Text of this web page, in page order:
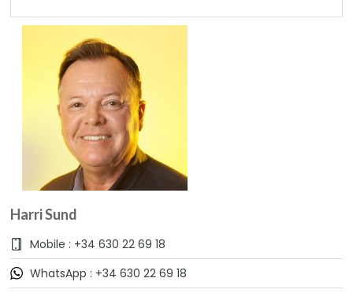
Harri Sund
Mobile : +34 630 22 69 18
WhatsApp : +34 630 22 69 18